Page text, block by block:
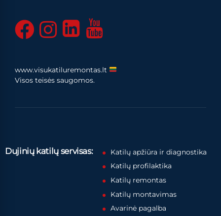
www.visukatiluremontas.lt
Visos teisės saugomos.
Dujinių katilų servisas:
Katilų apžiūra ir diagnostika
Katilų profilaktika
Katilų remontas
Katilų montavimas
Avarinė pagalba